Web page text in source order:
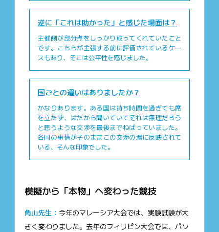
逆に「これは助かった」と感じた場面は？
主催側が部分点をしっかり取ってくれていたこと
です。こちらが主張する前に評価されているケー
スもあり、そこは公平性を感じました。
国ごとの違いはありましたか？
かなりあります。ある国は持ち時間を過ぎても席
を立たず、はたから聞いていてそれは無理だろう
と思うような交渉を最後までねばっていました。
各国の事情がそのままこの交渉の場に反映されて
いる、そんな印象でした。
模擬から「本物」へ変わった競技
角山先生： 今年のマレーシア大会では、実験試験が大
きく変わりました。去年のフィリピン大会では、パソ